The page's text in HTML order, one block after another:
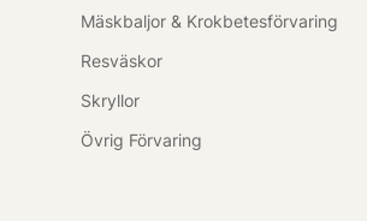
Mäskbaljor & Krokbetesförvaring
Resväskor
Skryllor
Övrig Förvaring